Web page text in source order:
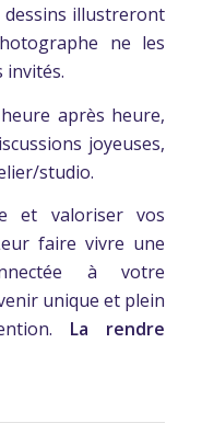
dessins illustreront
ne les
invités.
après heure,
joyeuses,
studio.
et valoriser vos
faire vivre une
à votre
unique et plein
La rendre